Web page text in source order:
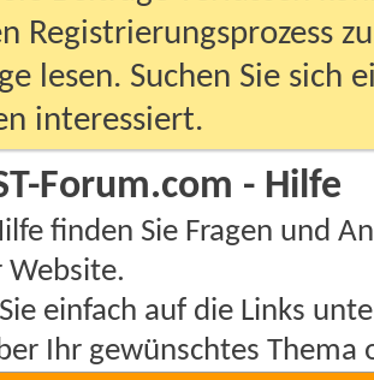
Registrierungsprozess
lesen. Suchen Sie sich
interessiert.
Forum.com - Hilfe
finden Sie Fragen und
Website.
einfach auf die Links
Ihr gewünschtes Thema